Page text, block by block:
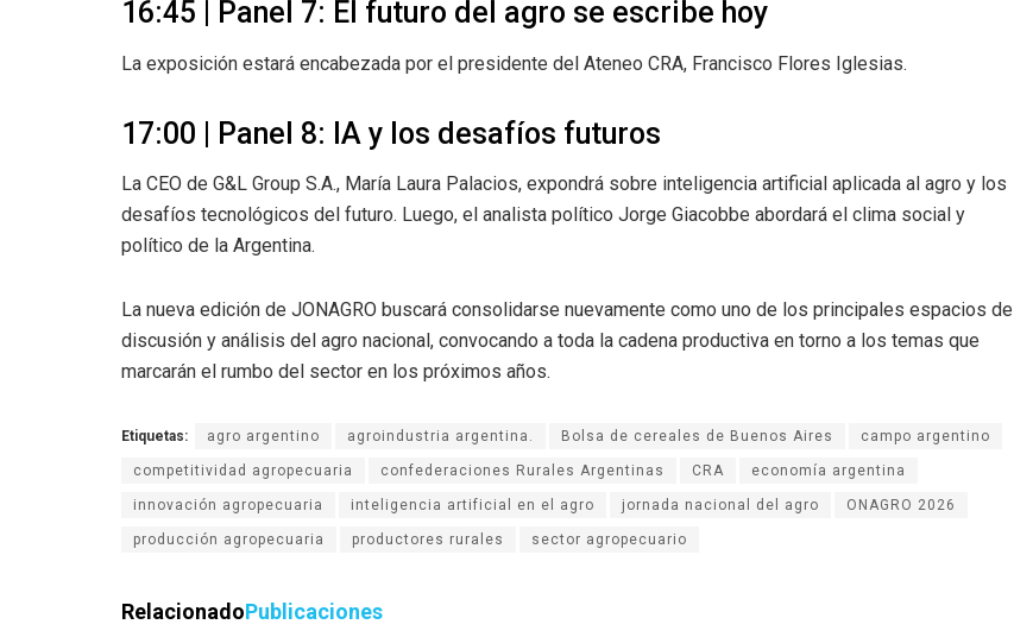
16:45 | Panel 7: El futuro del agro se escribe hoy
La exposición estará encabezada por el presidente del Ateneo CRA, Francisco Flores Iglesias.
17:00 | Panel 8: IA y los desafíos futuros
La CEO de G&L Group S.A., María Laura Palacios, expondrá sobre inteligencia artificial aplicada al agro y los
desafíos tecnológicos del futuro. Luego, el analista político Jorge Giacobbe abordará el clima social y
político de la Argentina.
La nueva edición de JONAGRO buscará consolidarse nuevamente como uno de los principales espacios de
discusión y análisis del agro nacional, convocando a toda la cadena productiva en torno a los temas que
marcarán el rumbo del sector en los próximos años.
Etiquetas: agro argentino agroindustria argentina. Bolsa de cereales de Buenos Aires campo argentino
competitividad agropecuaria confederaciones Rurales Argentinas CRA economía argentina
innovación agropecuaria inteligencia artificial en el agro jornada nacional del agro ONAGRO 2026
producción agropecuaria productores rurales sector agropecuario
RelacionadoPublicaciones